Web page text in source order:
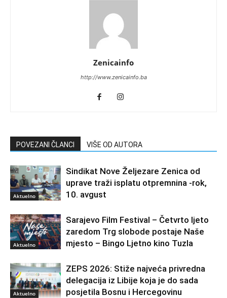
Zenicainfo
http://www.zenicainfo.ba
POVEZANI ČLANCI VIŠE OD AUTORA
Aktuelno
Sindikat Nove Željezare Zenica od
uprave traži isplatu otpremnina -rok,
10. avgust
Aktuelno
Sarajevo Film Festival – Četvrto ljeto
zaredom Trg slobode postaje Naše
mjesto – Bingo Ljetno kino Tuzla
Aktuelno
ZEPS 2026: Stiže najveća privredna
delegacija iz Libije koja je do sada
posjetila Bosnu i Hercegovinu